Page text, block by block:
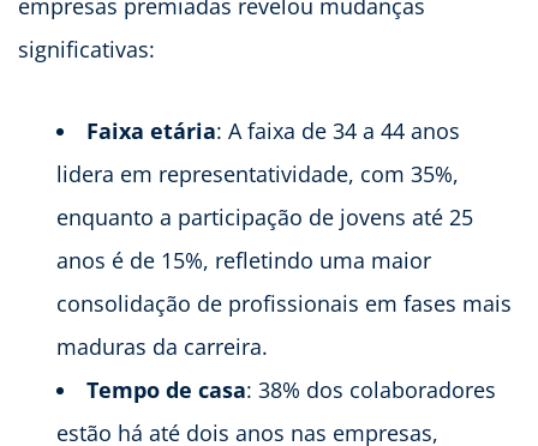
empresas premiadas revelou mudanças
significativas:
Faixa etária: A faixa de 34 a 44 anos
lidera em representatividade, com 35%,
enquanto a participação de jovens até 25
anos é de 15%, refletindo uma maior
consolidação de profissionais em fases mais
maduras da carreira.
Tempo de casa: 38% dos colaboradores
estão há até dois anos nas empresas,